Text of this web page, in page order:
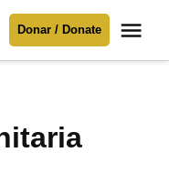
Donar / Donate